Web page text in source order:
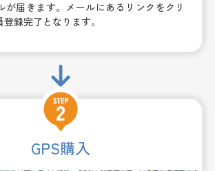
が届きます。メールにあるリンクをクリ
録完了となります。
GPS購入